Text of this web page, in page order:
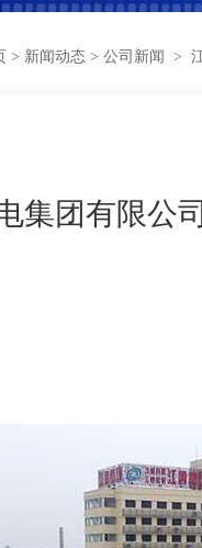
> 新闻动态 > 公司新闻 >
集团有限公